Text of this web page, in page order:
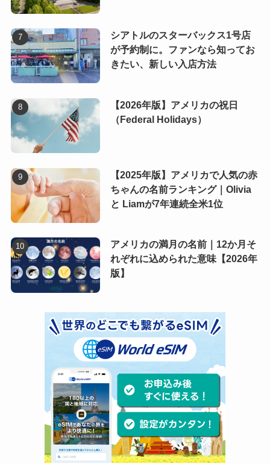
シアトルのスターバックス1号店
が予約制に。ファンなら知ってお
きたい、新しい入店方法
【2026年版】アメリカの祝日
（Federal Holidays）
【2025年版】アメリカで人気の赤
ちゃんの名前ランキング｜Olivia
と Liamが7年連続全米1位
アメリカの満月の名前｜12か月そ
れぞれに込められた意味【2026年
版】